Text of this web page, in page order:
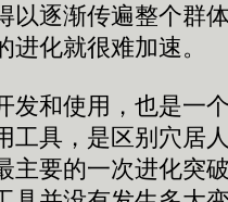
以逐渐传遍整个群
化就很难加速。
和使用，也是一
工具，是区别穴居
主要的一次进化突